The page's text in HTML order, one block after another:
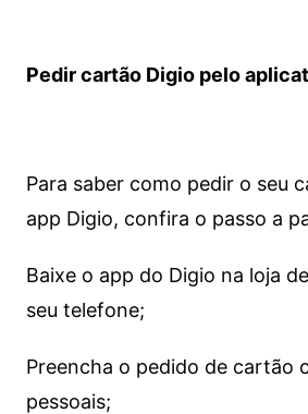
Pedir cartão Digio pelo
Para saber como pedir o seu
app Digio, confira o passo a
Baixe o app do Digio na loja
seu telefone;
Preencha o pedido de cartão
pessoais;